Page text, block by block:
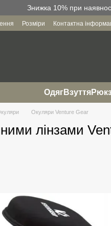
Знижка 10% при
Розміри
Контактна
ОдягВзуття
Окуляри Venture Gear
лінзами